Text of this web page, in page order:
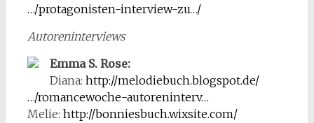
…/protagonisten-interview-zu…/
Autoreninterviews
Emma S. Rose:
Diana: http://melodiebuch.blogspot.de/
…/romancewoche-autoreninterv…
Melie: http://bonniesbuch.wixsite.com/